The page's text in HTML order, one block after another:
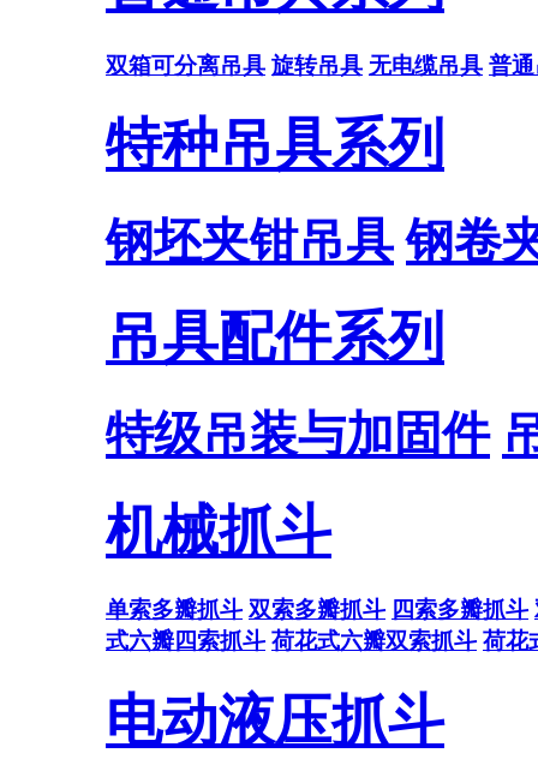
双箱可分离吊具 旋转吊具 无电缆吊具 普
特种吊具系列
钢坯夹钳吊具 钢卷
吊具配件系列
特级吊装与加固件
机械抓斗
单索多瓣抓斗 双索多瓣抓斗 四索多瓣抓斗
式六瓣四索抓斗 荷花式六瓣双索抓斗 荷花
电动液压抓斗